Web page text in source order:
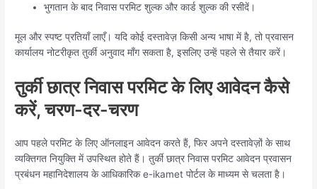
भुगतान के बाद निवास परमिट शुल्क और कार्ड शुल्क की रसीदें।
मूल और स्पष्ट प्रतियाँ लाएँ। यदि कोई दस्तावेज़ किसी अन्य भाषा में है, तो प्रवासन
कार्यालय नोटरीकृत तुर्की अनुवाद माँग सकता है, इसलिए उन्हें पहले से तैयार करें।
तुर्की छात्र निवास परमिट के लिए आवेदन कैसे
करें, चरण-दर-चरण
आप पहले परमिट के लिए ऑनलाइन आवेदन करते हैं, फिर अपने दस्तावेज़ों के साथ
व्यक्तिगत नियुक्ति में उपस्थित होते हैं। तुर्की छात्र निवास परमिट आवेदन प्रवासन
प्रबंधन महानिदेशालय के आधिकारिक e-ikamet पोर्टल के माध्यम से चलता है।